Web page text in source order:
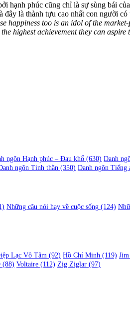
hạnh phúc cũng chỉ là sự sùng bái
là thành tựu cao nhất con người có
happiness too is an idol of the
highest achievement they can aspire
ngôn Hạnh phúc – Đau khổ (630) Danh
ngôn Tinh thần (350) Danh ngôn Tiếng
Những câu nói hay về cuộc sống (124)
Lạc Vô Tâm (92) Hồ Chí Minh (119)
(88) Voltaire (112) Zig Ziglar (97)